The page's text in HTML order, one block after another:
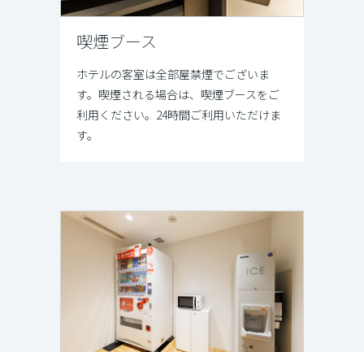
喫煙ブース
ホテルの客室は全部屋禁煙でございま
す。喫煙される場合は、喫煙ブースをご
利用ください。24時間ご利用いただけま
す。